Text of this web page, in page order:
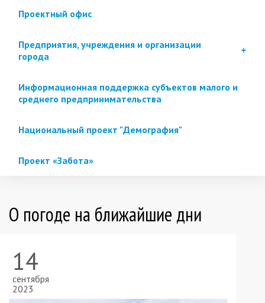
Проектный офис
Предприятия, учреждения и организации
города
Информационная поддержка субъектов малого и
среднего предпринимательства
Национальный проект "Демография"
Проект «Забота»
О погоде на ближайшие дни
14
сентября
2023